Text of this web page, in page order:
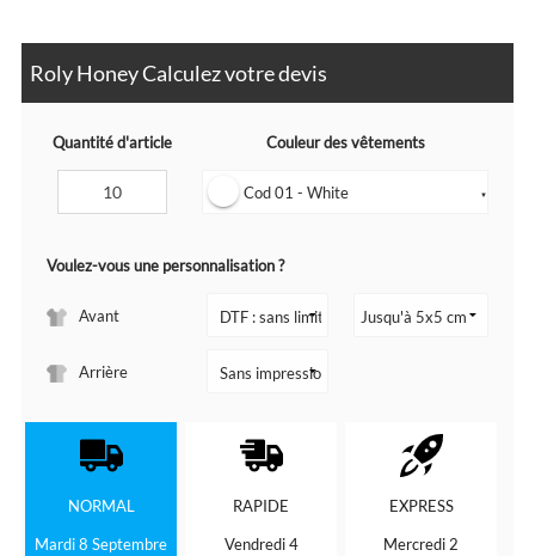
Roly Honey Calculez votre devis
Quantité d'article Couleur des vêtements
Cod 01 - White ▼
Voulez-vous une personnalisation ?
Avant
Arrière
NORMAL
Mardi 8 Septembre
RAPIDE
Vendredi 4
EXPRESS
Mercredi 2